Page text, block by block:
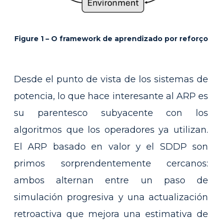
Figure 1 – O framework de aprendizado por reforço
Desde el punto de vista de los sistemas de
potencia, lo que hace interesante al ARP es
su parentesco subyacente con los
algoritmos que los operadores ya utilizan.
El ARP basado en valor y el SDDP son
primos sorprendentemente cercanos:
ambos alternan entre un paso de
simulación progresiva y una actualización
retroactiva que mejora una estimativa de